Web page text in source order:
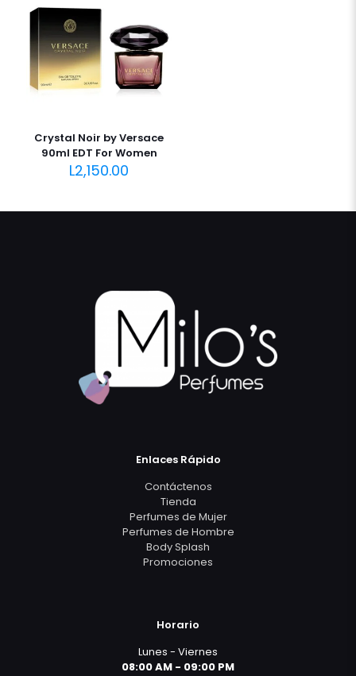
Crystal Noir by Versace
90ml EDT For Women
L2,150.00
Enlaces Rápido
Contáctenos
Tienda
Perfumes de Mujer
Perfumes de Hombre
Body Splash
Promociones
Horario
Lunes - Viernes
08:00 AM - 09:00 PM